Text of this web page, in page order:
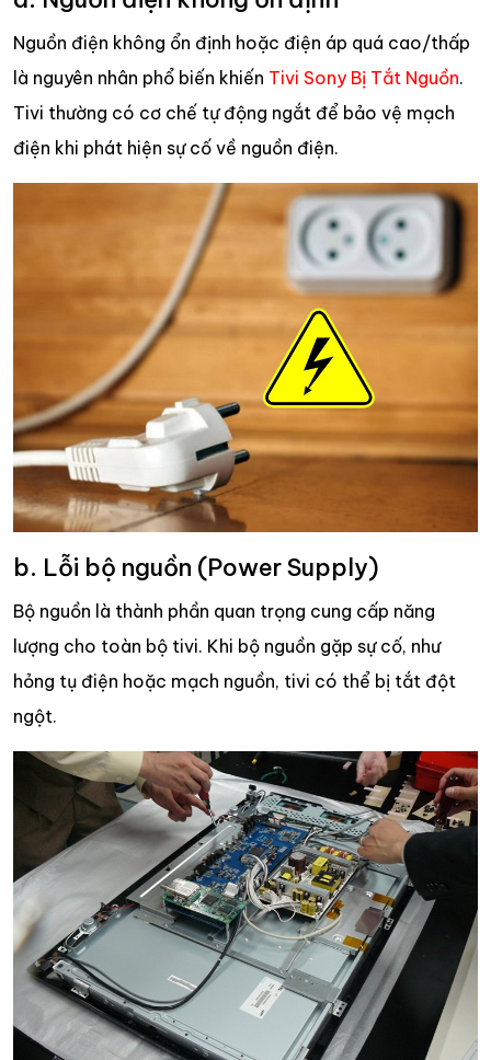
Nguồn điện không ổn định hoặc điện áp quá cao/thấp
là nguyên nhân phổ biến khiến Tivi Sony Bị Tắt Nguồn.
Tivi thường có cơ chế tự động ngắt để bảo vệ mạch
điện khi phát hiện sự cố về nguồn điện.
b. Lỗi bộ nguồn (Power Supply)
Bộ nguồn là thành phần quan trọng cung cấp năng
lượng cho toàn bộ tivi. Khi bộ nguồn gặp sự cố, như
hỏng tụ điện hoặc mạch nguồn, tivi có thể bị tắt đột
ngột.